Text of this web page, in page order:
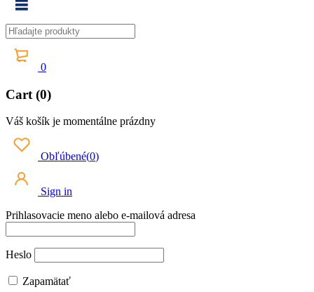
0
Cart (0)
Váš košík je momentálne prázdny
Obľúbené(0)
Sign in
Prihlasovacie meno alebo e-mailová adresa
Heslo
Zapamätať